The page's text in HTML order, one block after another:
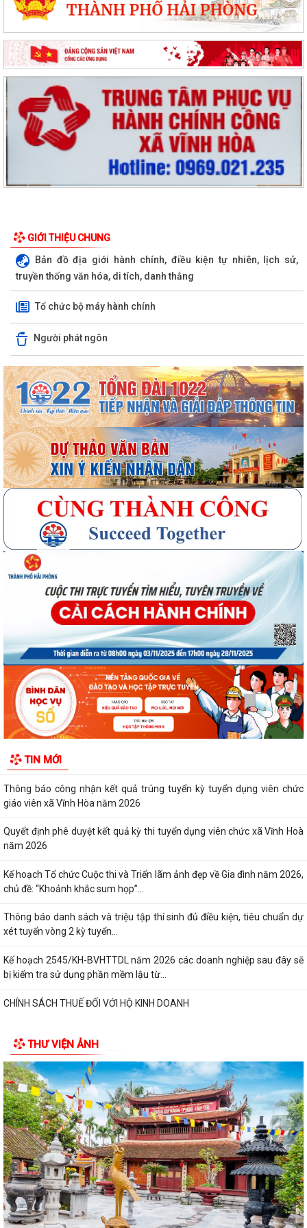
GIỚI THIỆU CHUNG
Bản đồ địa giới hành chính, điều kiện tự nhiên, lịch sử,
truyền thống văn hóa, di tích, danh thắng
Tổ chức bộ máy hành chính
Người phát ngôn
TIN MỚI
Quyết định số 3091/QĐ-UBND ngày 05/8/2026 của UBND thành phố
Về việc công bố thủ tục hành chính ban...
Quyết định số 3095/QĐ-UBND ngày 05/8/2026 của UBND thành phố
Về việc công bố danh mục thủ tục hành...
Quyết định công bố Người phát ngôn xã Vĩnh Hoà
Thông báo đấu giá Quyền sử dụng đất tại thôn Xuân Hùng ( cũ), xã
Vĩnh Hòa, thành phố Hải Phòng.
VI PHẠM HÀNH CHÍNH TRONG LĨNH VỰC ĐẦU TƯ KINH DOANH
Thông báo công nhận kết quả trúng tuyển kỳ tuyển dụng viên chức
giáo viên xã Vĩnh Hòa năm 2026
Quyết định phê duyệt kết quả kỳ thi tuyển dụng viên chức xã Vĩnh Hoà
năm 2026
Kế hoạch Tổ chức Cuộc thi và Triển lãm ảnh đẹp về Gia đình năm 2026,
chủ đề: “Khoảnh khắc sum họp”...
Thông báo danh sách và triệu tập thí sinh đủ điều kiện, tiêu chuẩn dự
xét tuyển vòng 2 kỳ tuyển...
Kế hoạch 2545/KH-BVHTTDL năm 2026 các doanh nghiệp sau đây sẽ
bị kiểm tra sử dụng phần mềm lậu từ...
CHÍNH SÁCH THUẾ ĐỐI VỚI HỘ KINH DOANH
5 điều hộ kinh doanh có doanh thu dưới 1 tỷ đồng cần lưu ý theo quy
định mới
Thông báo về việc nâng lương trước hạn đối với cán bộ
UBND XÃ VĨNH HÒA TỔ CHỨC NGÀY CHẠY OLYMPIC VÌ SỨC KHỎE
TOÀN DÂN NĂM 2026
XÃ VĨNH HÒA TỔ CHỨC TẬP HUẤN, DIỄN TẬP CÁC PHẦN VIỆC TRONG
NGÀY BẦU CỬ
Thông báo về ngày bầu cử, địa điểm bỏ phiếu, thời gian bỏ phiếu bầu
THƯ VIỆN ẢNH